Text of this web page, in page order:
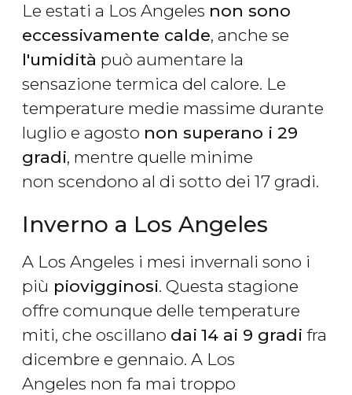
Le estati a Los Angeles non sono
eccessivamente calde, anche se
l'umidità può aumentare la
sensazione termica del calore. Le
temperature medie massime durante
luglio e agosto non superano i 29
gradi, mentre quelle minime
non scendono al di sotto dei 17 gradi.
Inverno a Los Angeles
A Los Angeles i mesi invernali sono i
più piovigginosi. Questa stagione
offre comunque delle temperature
miti, che oscillano dai 14 ai 9 gradi fra
dicembre e gennaio. A Los
Angeles non fa mai troppo